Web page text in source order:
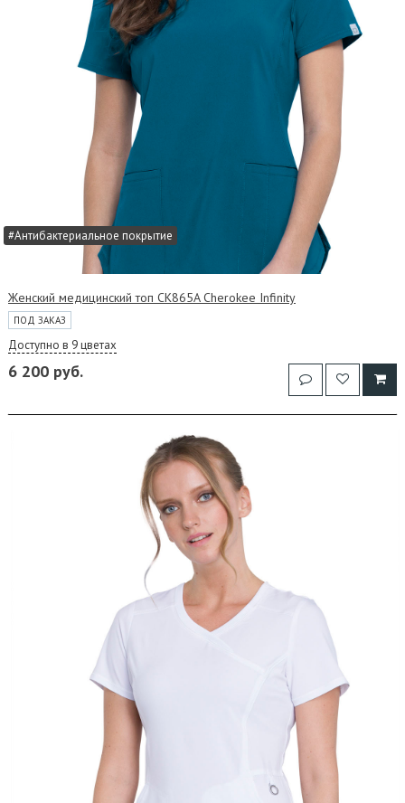
#Антибактериальное покрытие
Женский медицинский топ CK865A Cherokee Infinity
ПОД ЗАКАЗ
Доступно в 9 цветах
6 200 руб.